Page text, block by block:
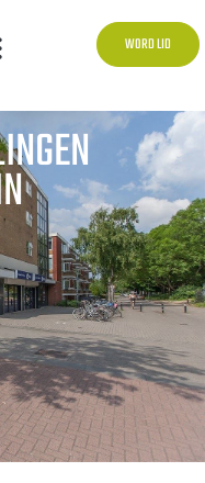
WORD LID